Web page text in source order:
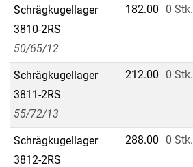
Schrägkugellager
3810-2RS
50/65/12
182.00 0 Stk.
Schrägkugellager
3811-2RS
55/72/13
212.00 0 Stk.
Schrägkugellager
3812-2RS
288.00 0 Stk.